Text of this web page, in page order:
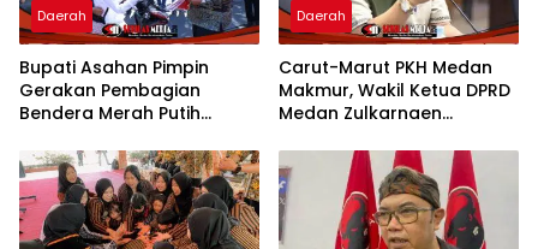
Daerah
Bupati Asahan Pimpin
Gerakan Pembagian
Bendera Merah Putih
Kemerdekaan
Daerah
Carut-Marut PKH Medan
Makmur, Wakil Ketua DPRD
Medan Zulkarnaen
Pemko Salurkan Bansos